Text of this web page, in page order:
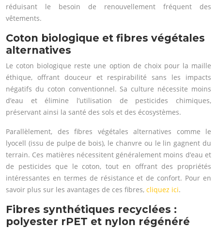
réduisant le besoin de renouvellement fréquent des
vêtements.
Coton biologique et fibres végétales
alternatives
Le coton biologique reste une option de choix pour la maille
éthique, offrant douceur et respirabilité sans les impacts
négatifs du coton conventionnel. Sa culture nécessite moins
d’eau et élimine l’utilisation de pesticides chimiques,
préservant ainsi la santé des sols et des écosystèmes.
Parallèlement, des fibres végétales alternatives comme le
lyocell (issu de pulpe de bois), le chanvre ou le lin gagnent du
terrain. Ces matières nécessitent généralement moins d’eau et
de pesticides que le coton, tout en offrant des propriétés
intéressantes en termes de résistance et de confort. Pour en
savoir plus sur les avantages de ces fibres, cliquez ici.
Fibres synthétiques recyclées :
polyester rPET et nylon régénéré